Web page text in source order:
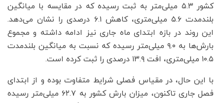
کشور ۵.۳ میلی‌متر به ثبت رسیده که در مقایسه با میانگین
بلندمدت ۵.۶ میلی‌متری، کاهش ۶.۱ درصدی را نشان می‌دهد.
این روند در بازه ابتدای ماه جاری نیز ادامه داشته و مجموع
بارش‌ها به ۹.۰ میلی‌متر رسیده که نسبت به میانگین بلندمدت
۱۰.۵ میلی‌متری، افت ۱۳.۹ درصدی را ثبت کرده است.
با این حال، در مقیاس فصلی شرایط متفاوت بوده و از ابتدای
فصل جاری تاکنون، میزان بارش کشور به ۶۲.۷ میلی‌متر رسیده